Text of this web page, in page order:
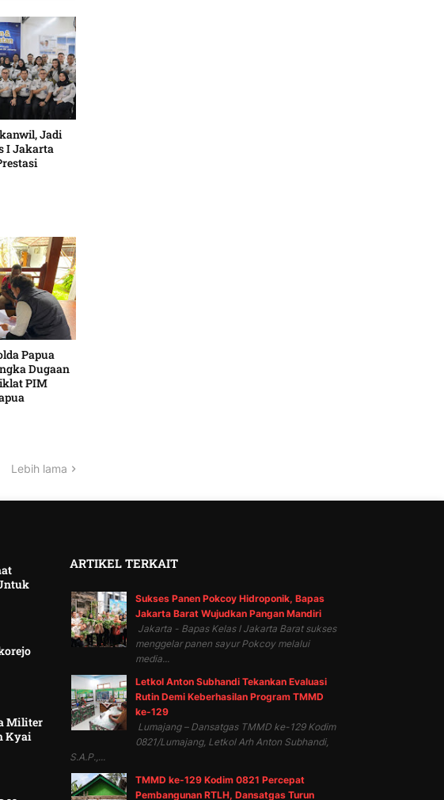
Jadi
I Jakarta
Papua
Dugaan
PIM
Lebih lama
Militer
Kyai
ARTIKEL TERKAIT
Sukses Panen Pokcoy Hidroponik, Bapas
Jakarta Barat Wujudkan Pangan Mandiri
Jakarta - Bapas Kelas I Jakarta Barat sukses
menggelar panen sayur Pokcoy melalui
media...
Letkol Anton Subhandi Tekankan Evaluasi
Rutin Demi Keberhasilan Program TMMD
ke-129
Lumajang – Dansatgas TMMD ke-129 Kodim
0821/Lumajang, Letkol Arh Anton Subhandi,
S.A.P.,...
TMMD ke-129 Kodim 0821 Percepat
Pembangunan RTLH, Dansatgas Turun